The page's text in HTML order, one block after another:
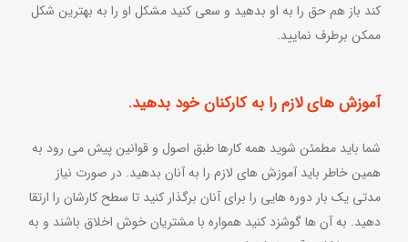
کند باز هم حق را به او بدهید و سعی کنید مشکل او را به بهترین شکل
ممکن برطرف نمایید.
آموزش های لازم را به کارکنان خود بدهید.
شما باید مطمئن شوید همه کارها طبق اصول و قوانین پیش می رود به
همین خاطر باید آموزش های لازم را به آنان بدهید. در صورت نیاز
مدتی یک بار دوره هایی را برای آنان برگذار کنید تا سطح کارشان را ارتقا
دهید. به آن ها گوشزد کنید همواره با مشتریان خوش اخلاق باشند و به